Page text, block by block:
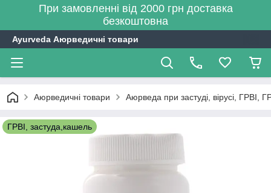
При замовленні від 2000 грн доставка
безкоштовна
Ayurveda Аюрведичні товари
Аюрведичні товари Аюрведа при застуді, вірусі, ГРВІ,
ГРВІ, застуда,кашель